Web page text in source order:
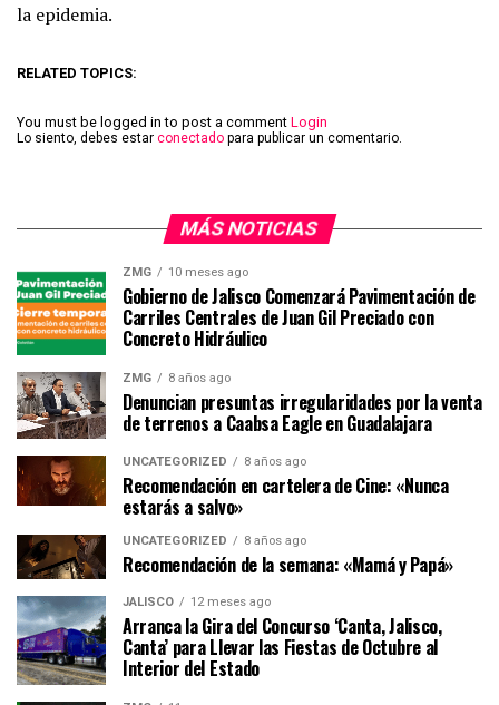
la epidemia.
RELATED TOPICS:
You must be logged in to post a comment Login
Lo siento, debes estar conectado para publicar un comentario.
MÁS NOTICIAS
ZMG 10 meses ago
Gobierno de Jalisco Comenzará Pavimentación de
Carriles Centrales de Juan Gil Preciado con
Concreto Hidráulico
ZMG 8 años ago
Denuncian presuntas irregularidades por la venta
de terrenos a Caabsa Eagle en Guadalajara
UNCATEGORIZED 8 años ago
Recomendación en cartelera de Cine: «Nunca
estarás a salvo»
UNCATEGORIZED 8 años ago
Recomendación de la semana: «Mamá y Papá»
JALISCO 12 meses ago
Arranca la Gira del Concurso ‘Canta, Jalisco,
Canta’ para Llevar las Fiestas de Octubre al
Interior del Estado